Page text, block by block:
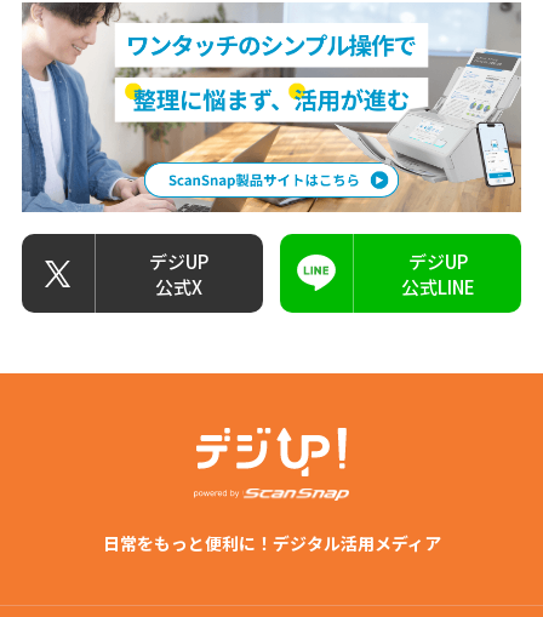
デジUP
公式X
デジUP
公式LINE
日常をもっと便利に！デジタル活用メディア